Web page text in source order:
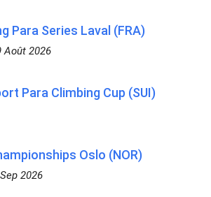
Para Series Laval (FRA)
Août 2026
Para Climbing Cup (SUI)
Oslo (NOR)
2026